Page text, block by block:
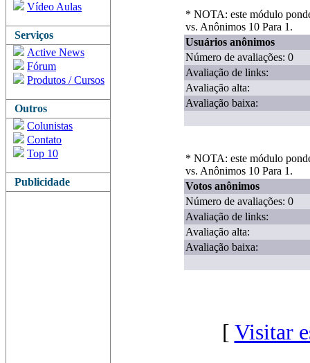
Vídeo Aulas
Serviços
Active News
Fórum
Produtos / Cursos
Outros
Colunistas
Contato
Top 10
Publicidade
* NOTA: este módulo
vs. Anônimos 10 Para 1.
Usuários anônimos
Número de avaliações: 0
Avaliação de links:
Avaliação alta:
Avaliação baixa:
* NOTA: este módulo
vs. Anônimos 10 Para 1.
Votos anônimos
Número de avaliações: 0
Avaliação de links:
Avaliação alta:
Avaliação baixa:
[ Visitar